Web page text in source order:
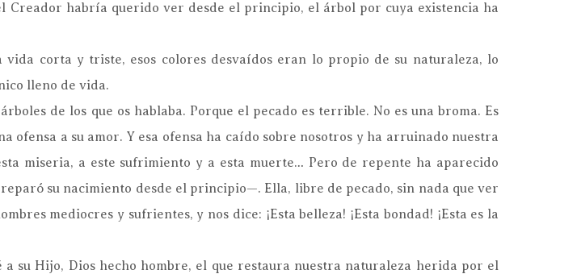
Creador habría querido ver desde el principio, el árbol por cuya existencia ha
vida corta y triste, esos colores desvaídos eran lo propio de su naturaleza, lo
lleno de vida.
de los que os hablaba. Porque el pecado es terrible. No es una broma. Es
ofensa a su amor. Y esa ofensa ha caído sobre nosotros y ha arruinado nuestra
miseria, a este sufrimiento y a esta muerte… Pero de repente ha aparecido
su nacimiento desde el principio—. Ella, libre de pecado, sin nada que ver
mediocres y sufrientes, y nos dice: ¡Esta belleza! ¡Esta bondad! ¡Esta es la
su Hijo, Dios hecho hombre, el que restaura nuestra naturaleza herida por el